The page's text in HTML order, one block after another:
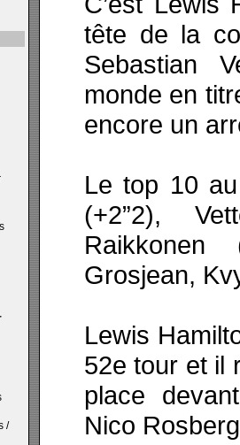
/
tête de la
Sebastian
monde en
encore un
Le top 10
(+2”2),
Raikkonen
Grosjean,
Lewis
52e tour et il
place
Nico